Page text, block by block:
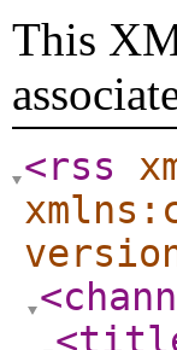
This
<rss